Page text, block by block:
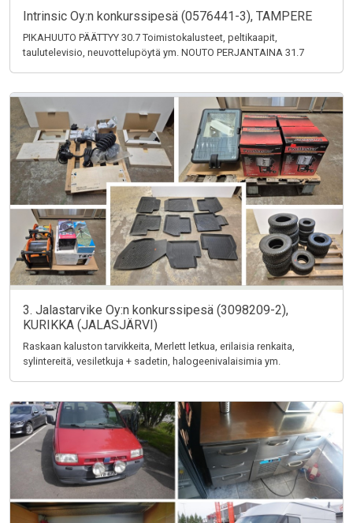
Intrinsic Oy:n konkurssipesä (0576441-3), TAMPERE
PIKAHUUTO PÄÄTTYY 30.7 Toimistokalusteet, peltikaapit,
taulutelevisio, neuvottelupöytä ym. NOUTO PERJANTAINA 31.7
3. Jalastarvike Oy:n konkurssipesä (3098209-2),
KURIKKA (JALASJÄRVI)
Raskaan kaluston tarvikkeita, Merlett letkua, erilaisia renkaita,
sylintereitä, vesiletkuja + sadetin, halogeenivalaisimia ym.